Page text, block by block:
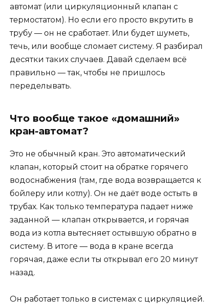
автомат (или циркуляционный клапан с
термостатом). Но если его просто вкрутить в
трубу — он не сработает. Или будет шуметь,
течь, или вообще сломает систему. Я разбирал
десятки таких случаев. Давай сделаем всё
правильно — так, чтобы не пришлось
переделывать.
Что вообще такое «домашний»
кран-автомат?
Это не обычный кран. Это автоматический
клапан, который стоит на обратке горячего
водоснабжения (там, где вода возвращается к
бойлеру или котлу). Он не даёт воде остыть в
трубах. Как только температура падает ниже
заданной — клапан открывается, и горячая
вода из котла вытесняет остывшую обратно в
систему. В итоге — вода в кране всегда
горячая, даже если ты открывал его 20 минут
назад.
Он работает только в системах с циркуляцией.